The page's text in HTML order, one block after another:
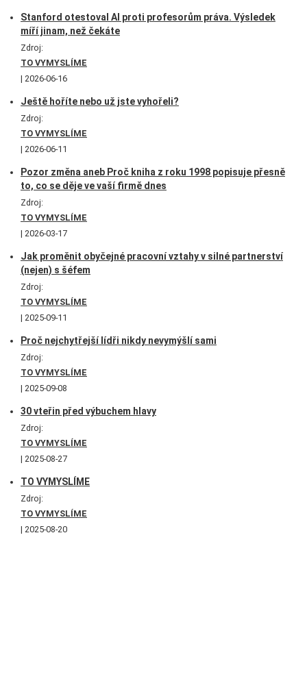
Stanford otestoval AI proti profesorům práva. Výsledek
míří jinam, než čekáte
Zdroj:
TO VYMYSLÍME
2026-06-16
Ještě hoříte nebo už jste vyhořeli?
Zdroj:
TO VYMYSLÍME
2026-06-11
Pozor změna aneb Proč kniha z roku 1998 popisuje přesně
to, co se děje ve vaší firmě dnes
Zdroj:
TO VYMYSLÍME
2026-03-17
Jak proměnit obyčejné pracovní vztahy v silné partnerství
(nejen) s šéfem
Zdroj:
TO VYMYSLÍME
2025-09-11
Proč nejchytřejší lídři nikdy nevymýšlí sami
Zdroj:
TO VYMYSLÍME
2025-09-08
30 vteřin před výbuchem hlavy
Zdroj:
TO VYMYSLÍME
2025-08-27
TO VYMYSLÍME
Zdroj:
TO VYMYSLÍME
2025-08-20